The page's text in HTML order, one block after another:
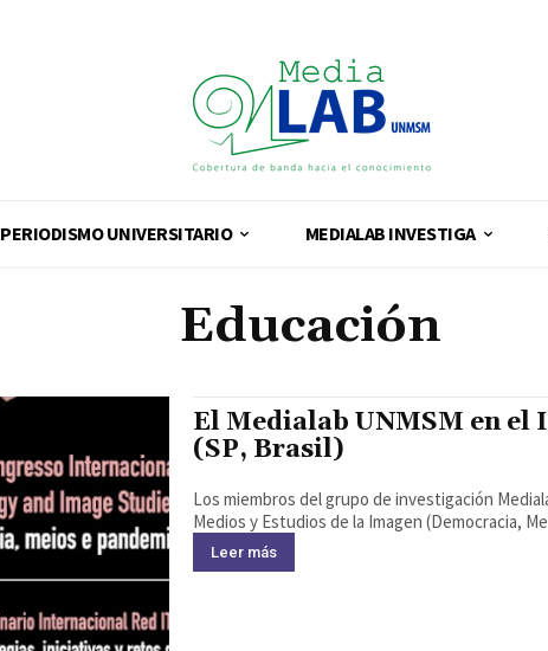
PERIODISMO UNIVERSITARIO MEDIALAB INVESTIGA
Educación
El Medialab UNMSM en el
(SP, Brasil)
Los miembros del grupo de investigación
Medios y Estudios de la Imagen (Democracia,
Leer más